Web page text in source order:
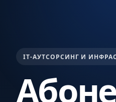
IT-АУТСОРСИНГ И